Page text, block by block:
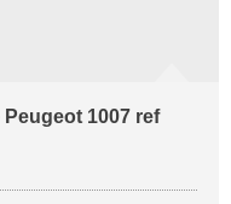
1007 ref